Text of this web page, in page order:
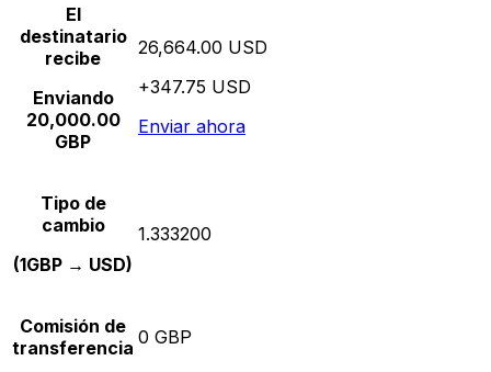
El
destinatario
recibe
Enviando
20,000.00
GBP
26,664.00 USD
+347.75 USD
Enviar ahora
Tipo de
cambio
(1GBP → USD)
1.333200
Comisión de
transferencia 0 GBP